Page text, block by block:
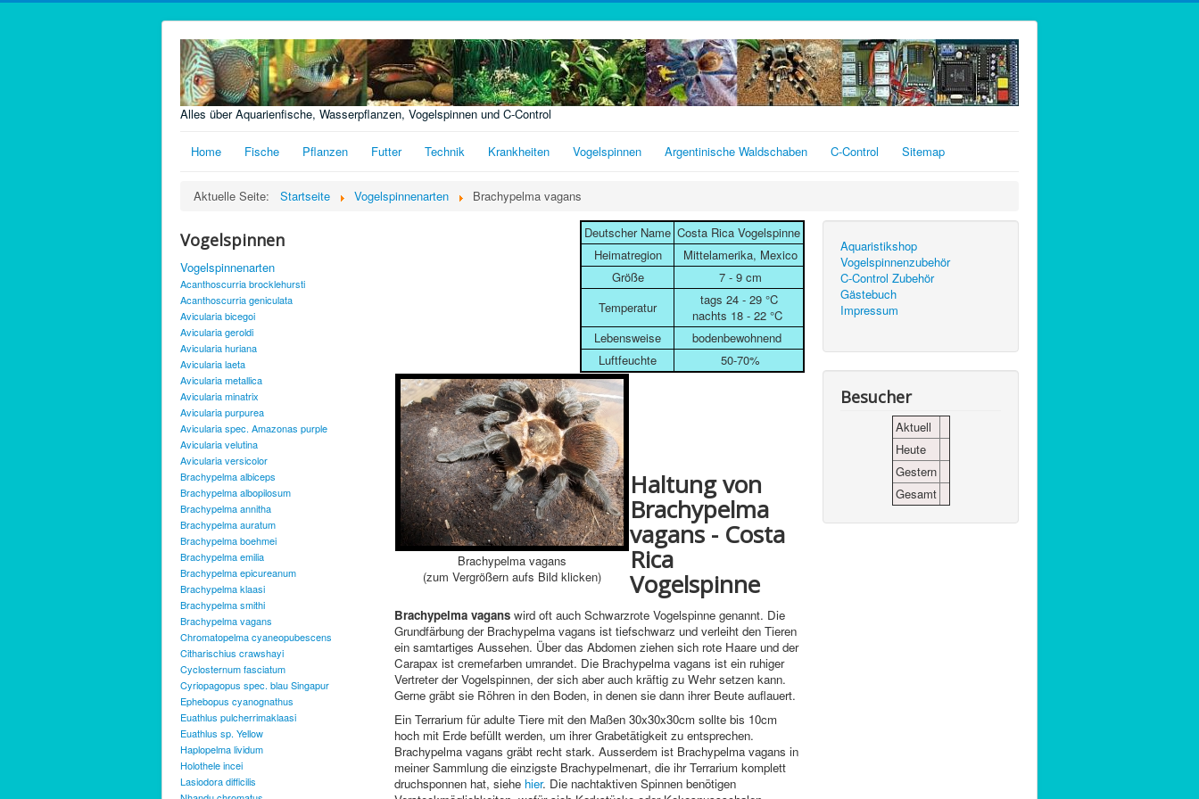
Alles über Aquarienfische, Wasserpflanzen, Vogelspinnen und C-Control
Home Fische Pflanzen Futter Technik Krankheiten Vogelspinnen Argentinische Waldschaben C-Control Sitemap
Aktuelle Seite: Startseite Vogelspinnenarten Brachypelma vagans
Vogelspinnen
Vogelspinnenarten
Acanthoscurria brocklehursti
Acanthoscurria geniculata
Avicularia bicegoi
Avicularia geroldi
Avicularia huriana
Avicularia laeta
Avicularia metallica
Avicularia minatrix
Avicularia purpurea
Avicularia spec. Amazonas purple
Avicularia velutina
Avicularia versicolor
Brachypelma albiceps
Brachypelma albopilosum
Brachypelma annitha
Brachypelma auratum
Brachypelma boehmei
Brachypelma emilia
Brachypelma epicureanum
Brachypelma klaasi
Brachypelma smithi
Brachypelma vagans
Chromatopelma cyaneopubescens
Citharischius crawshayi
Cyclosternum fasciatum
Cyriopagopus spec. blau Singapur
Ephebopus cyanognathus
Euathlus pulcherrimaklaasi
Euathlus sp. Yellow
Haplopelma lividum
Holothele incei
Lasiodora difficilis
Deutscher Name Costa Rica Vogelspinne
Heimatregion
Mittelamerika, Mexico
Größe
7 - 9 cm
Temperatur
tags 24 - 29 °C
nachts 18 - 22 °C
Lebensweise
bodenbewohnend
Luftfeuchte
50-70%
Brachypelma vagans
(zum Vergrößern aufs Bild klicken)
Haltung von
Brachypelma
vagans - Costa
Rica
Vogelspinne
Brachypelma vagans wird oft auch Schwarzrote Vogelspinne genannt. Die
Grundfärbung der Brachypelma vagans ist tiefschwarz und verleiht den Tieren
ein samtartiges Aussehen. Über das Abdomen ziehen sich rote Haare und der
Carapax ist cremefarben umrandet. Die Brachypelma vagans ist ein ruhiger
Vertreter der Vogelspinnen, der sich aber auch kräftig zu Wehr setzen kann.
Gerne gräbt sie Röhren in den Boden, in denen sie dann ihrer Beute auflauert.
Ein Terrarium für adulte Tiere mit den Maßen 30x30x30cm sollte bis 10cm
hoch mit Erde befüllt werden, um ihrer Grabetätigkeit zu entsprechen.
Brachypelma vagans gräbt recht stark. Ausserdem ist Brachypelma vagans in
meiner Sammlung die einzigste Brachypelmenart, die ihr Terrarium komplett
druchsponnen hat, siehe hier. Die nachtaktiven Spinnen benötigen
Aquaristikshop
Vogelspinnenzubehör
C-Control Zubehör
Gästebuch
Impressum
Besucher
Aktuell
Heute
Gestern
Gesamt